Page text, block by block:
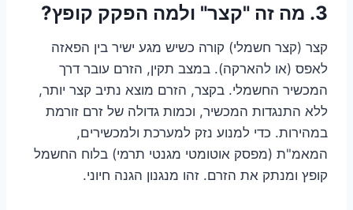
3. מה זה "קצר" ולמה הפקק קופץ?
קצר (קצר חשמלי) קורה כשיש מגע ישיר בין הפאזה
לאפס (או להארקה). במצב תקין, הזרם עובר דרך
המכשיר החשמלי. בקצר, הזרם מוצא נתיב קצר יותר,
ללא התנגדות המכשיר, וכמות גדולה של זרם זורמת
במהירות. כדי למנוע נזק למערכת ולמכשירים,
המאמ"ת (מפסק אוטומטי מגנטי תרמי) בלוח החשמל
קופץ ומנתק את הזרם. זהו מנגנון הגנה חיוני.